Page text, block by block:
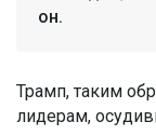
он.
Трамп, таким
лидерам,